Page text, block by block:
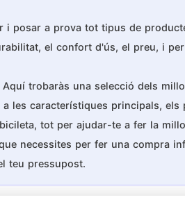
i posar a prova tot tipus de
el confort d'ús, el preu, i
trobaràs una selecció dels
les característiques principals,
tot per ajudar-te a fer la
necessites per fer una compra
teu pressupost.